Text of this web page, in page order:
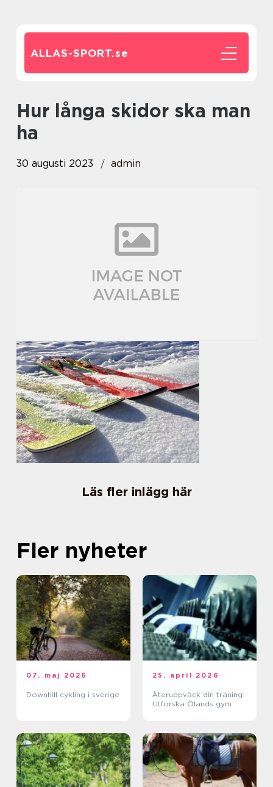
ALLAS-SPORT.se
hur långa skidor ska man
ha
30 augusti 2023 admin
Läs fler inlägg här
Fler nyheter
07. maj 2026
Downhill cykling i sverige
25. april 2026
Återuppväck din träning:
Utforska Ölands gym